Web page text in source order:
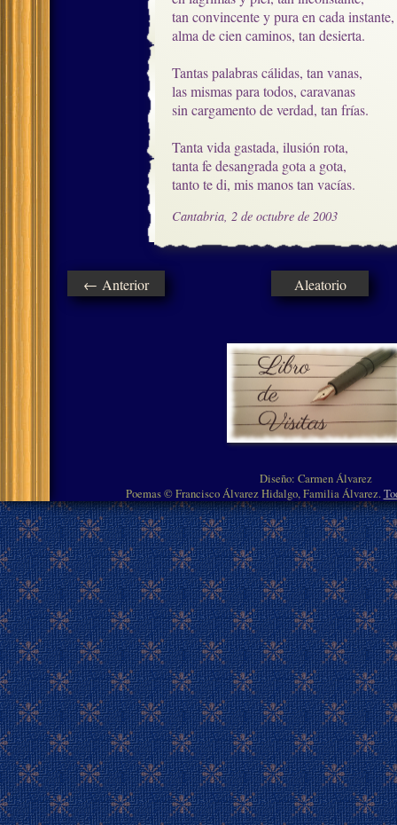
tan convincente y pura en cada instante,
alma de cien caminos, tan desierta.
Tantas palabras cálidas, tan vanas,
las mismas para todos, caravanas
sin cargamento de verdad, tan frías.
Tanta vida gastada, ilusión rota,
tanta fe desangrada gota a gota,
tanto te di, mis manos tan vacías.
Cantabria, 2 de octubre de 2003
← Anterior Aleatorio
Diseño: Carmen Álvarez
Poemas © Francisco Álvarez Hidalgo, Familia Álvarez.